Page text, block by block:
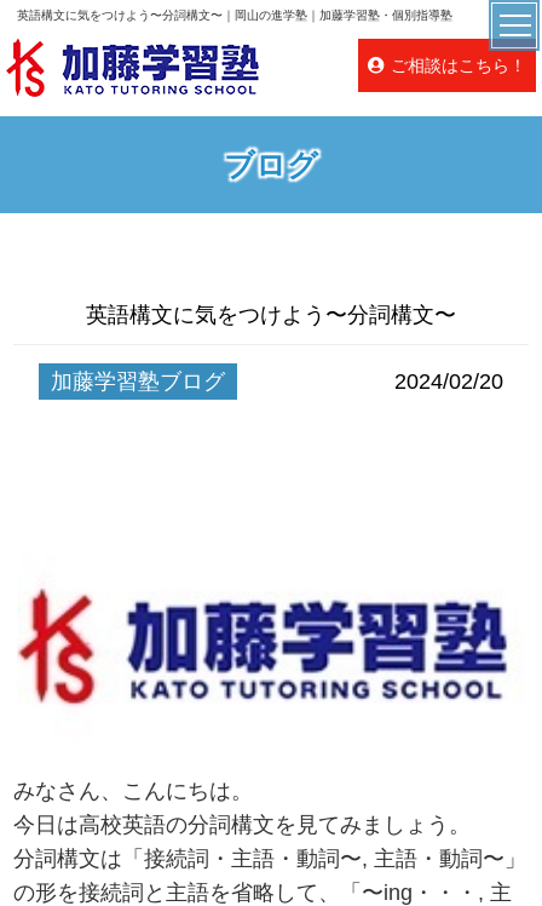
英語構文に気をつけよう〜分詞構文〜｜岡山の進学塾｜加藤学習塾・個別指導塾
ご相談はこちら！
ブログ
英語構文に気をつけよう〜分詞構文〜
加藤学習塾ブログ 2024/02/20
みなさん、こんにちは。
今日は高校英語の分詞構文を見てみましょう。
分詞構文は「接続詞・主語・動詞〜, 主語・動詞〜」
の形を接続詞と主語を省略して、「〜ing・・・, 主